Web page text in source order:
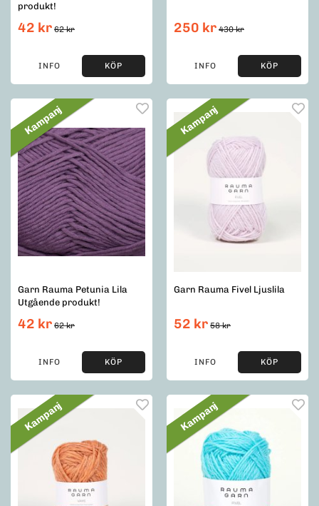
produkt!
42 kr 62 kr
INFO KÖP
250 kr 430 kr
INFO KÖP
Kampanj
Garn Rauma Petunia Lila
Utgående produkt!
42 kr 62 kr
INFO KÖP
Kampanj
Garn Rauma Fivel Ljuslila
52 kr 58 kr
INFO KÖP
Kampanj Kampanj